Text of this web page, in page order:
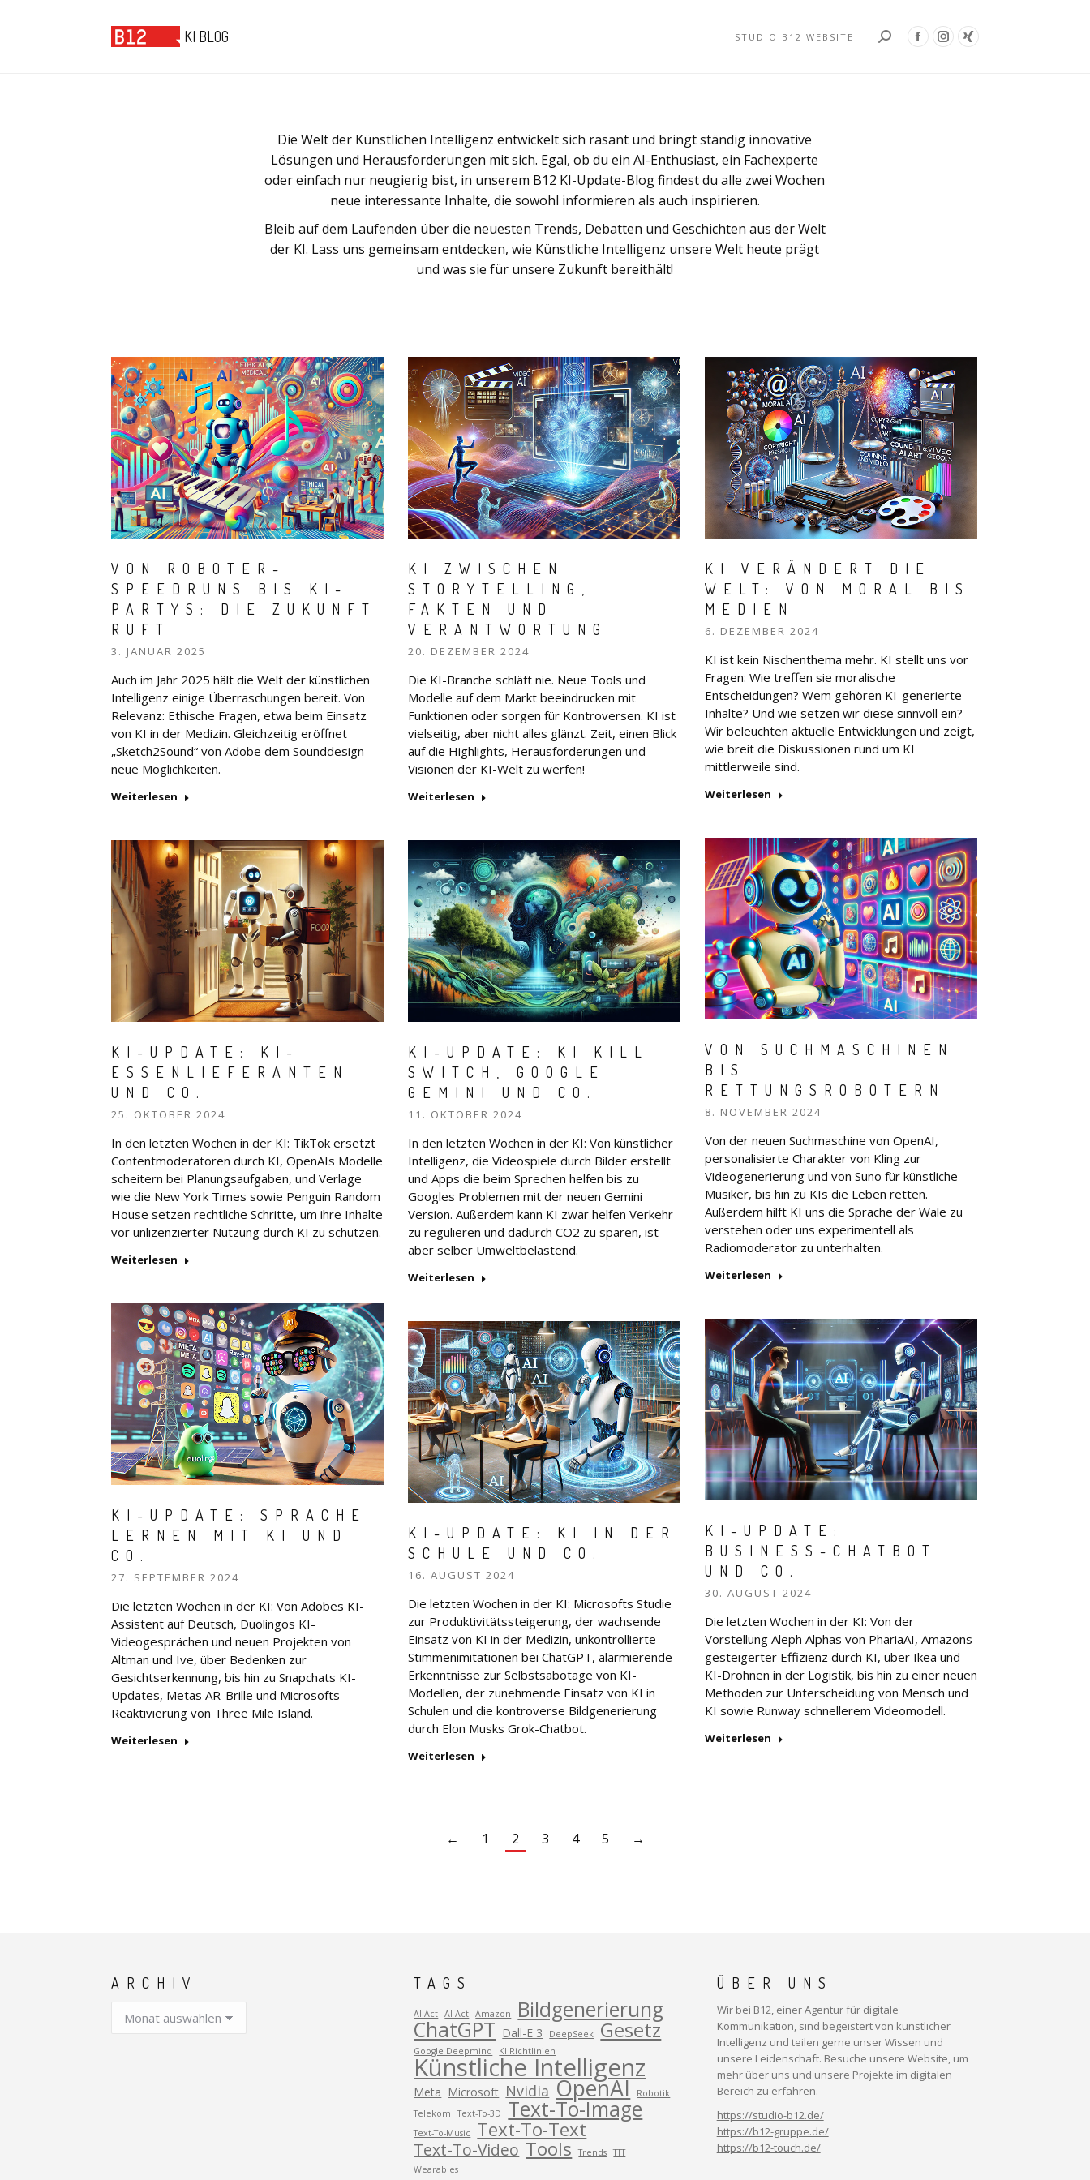
B12 KI BLOG
KI BLOG STUDIO B12 WEBSITE Search:Facebook
Instagram
XING
Die Welt der Künstlichen Intelligenz entwickelt sich rasant und bringt ständig innovative
Lösungen und Herausforderungen mit sich. Egal, ob du ein AI-Enthusiast, ein Fachexperte
oder einfach nur neugierig bist, in unserem B12 KI-Update-Blog findest du alle zwei Wochen
neue interessante Inhalte, die sowohl informieren als auch inspirieren.
Bleib auf dem Laufenden über die neuesten Trends, Debatten und Geschichten aus der Welt
der KI. Lass uns gemeinsam entdecken, wie Künstliche Intelligenz unsere Welt heute prägt
und was sie für unsere Zukunft bereithält!
VON ROBOTER-
SPEEDRUNS BIS KI-
PARTYS: DIE ZUKUNFT
RUFT
3. JANUAR 2025
Auch im Jahr 2025 hält die Welt der künstlichen
Intelligenz einige Überraschungen bereit. Von
Relevanz: Ethische Fragen, etwa beim Einsatz
von KI in der Medizin. Gleichzeitig eröffnet
„Sketch2Sound“ von Adobe dem Sounddesign
neue Möglichkeiten.
Weiterlesen
KI ZWISCHEN
STORYTELLING,
FAKTEN UND
VERANTWORTUNG
20. DEZEMBER 2024
Die KI-Branche schläft nie. Neue Tools und
Modelle auf dem Markt beeindrucken mit
Funktionen oder sorgen für Kontroversen. KI ist
vielseitig, aber nicht alles glänzt. Zeit, einen Blick
auf die Highlights, Herausforderungen und
Visionen der KI-Welt zu werfen!
Weiterlesen
KI VERÄNDERT DIE
WELT: VON MORAL BIS
MEDIEN
6. DEZEMBER 2024
KI ist kein Nischenthema mehr. KI stellt uns vor
Fragen: Wie treffen sie moralische
Entscheidungen? Wem gehören KI-generierte
Inhalte? Und wie setzen wir diese sinnvoll ein?
Wir beleuchten aktuelle Entwicklungen und zeigt,
wie breit die Diskussionen rund um KI
mittlerweile sind.
Weiterlesen
VON SUCHMASCHINEN
BIS
RETTUNGSROBOTERN
8. NOVEMBER 2024
Von der neuen Suchmaschine von OpenAI,
personalisierte Charakter von Kling zur
Videogenerierung und von Suno für künstliche
Musiker, bis hin zu KIs die Leben retten.
Außerdem hilft KI uns die Sprache der Wale zu
verstehen oder uns experimentell als
Radiomoderator zu unterhalten.
Weiterlesen
KI-UPDATE: KI-
ESSENLIEFERANTEN
UND CO.
25. OKTOBER 2024
In den letzten Wochen in der KI: TikTok ersetzt
Contentmoderatoren durch KI, OpenAIs Modelle
scheitern bei Planungsaufgaben, und Verlage
wie die New York Times sowie Penguin Random
House setzen rechtliche Schritte, um ihre Inhalte
vor unlizenzierter Nutzung durch KI zu schützen.
Weiterlesen
KI-UPDATE: KI KILL
SWITCH, GOOGLE
GEMINI UND CO.
11. OKTOBER 2024
In den letzten Wochen in der KI: Von künstlicher
Intelligenz, die Videospiele durch Bilder erstellt
und Apps die beim Sprechen helfen bis zu
Googles Problemen mit der neuen Gemini
Version. Außerdem kann KI zwar helfen Verkehr
zu regulieren und dadurch CO2 zu sparen, ist
aber selber Umweltbelastend.
Weiterlesen
KI-UPDATE: SPRACHE
LERNEN MIT KI UND
CO.
27. SEPTEMBER 2024
Die letzten Wochen in der KI: Von Adobes KI-
Assistent auf Deutsch, Duolingos KI-
Videogesprächen und neuen Projekten von
Altman und Ive, über Bedenken zur
Gesichtserkennung, bis hin zu Snapchats KI-
Updates, Metas AR-Brille und Microsofts
Reaktivierung von Three Mile Island.
Weiterlesen
KI-UPDATE:
BUSINESS-CHATBOT
UND CO.
30. AUGUST 2024
Die letzten Wochen in der KI: Von der
Vorstellung Aleph Alphas von PhariaAI, Amazons
gesteigerter Effizienz durch KI, über Ikea und
KI-Drohnen in der Logistik, bis hin zu einer neuen
Methoden zur Unterscheidung von Mensch und
KI sowie Runway schnellerem Videomodell.
Weiterlesen
KI-UPDATE: KI IN DER
SCHULE UND CO.
16. AUGUST 2024
Die letzten Wochen in der KI: Microsofts Studie
zur Produktivitätssteigerung, der wachsende
Einsatz von KI in der Medizin, unkontrollierte
Stimmenimitationen bei ChatGPT, alarmierende
Erkenntnisse zur Selbstsabotage von KI-
Modellen, der zunehmende Einsatz von KI in
Schulen und die kontroverse Bildgenerierung
durch Elon Musks Grok-Chatbot.
Weiterlesen
← 1 2 3 4 5 →
ARCHIV TAGS
AI-Act AI Act Amazon Bildgenerierung
ChatGPT Dall-E 3 DeepSeek Gesetz
Google Deepmind KI Richtlinien
Künstliche Intelligenz
Meta Microsoft Nvidia OpenAI
Robotik
Telekom
Text-To-3D Text-To-Image
Text-To-Music Text-To-Text
Text-To-Video Tools Trends TTT
Wearables
ÜBER UNS
Wir bei B12, einer Agentur für digitale
Kommunikation, sind begeistert von künstlicher
Intelligenz und teilen gerne unser Wissen und
unsere Leidenschaft. Besuche unsere Website, um
mehr über uns und unsere Projekte im digitalen
Bereich zu erfahren.
https://studio-b12.de/
https://b12-gruppe.de/
https://b12-touch.de/